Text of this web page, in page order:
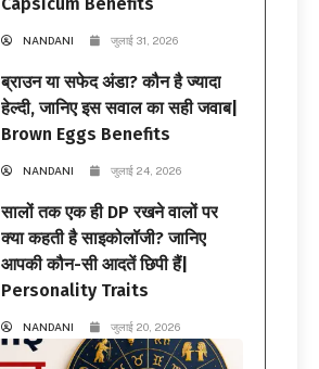
NANDANI जुलाई 31, 2026
ब्राउन या सफेद अंडा? कौन है ज्यादा
हेल्दी, जानिए इस सवाल का सही जवाब|
Brown Eggs Benefits
NANDANI जुलाई 24, 2026
सालों तक एक ही DP रखने वालों पर
क्या कहती है साइकोलॉजी? जानिए
आपकी कौन-सी आदतें छिपी हैं|
Personality Traits
NANDANI जुलाई 20, 2026